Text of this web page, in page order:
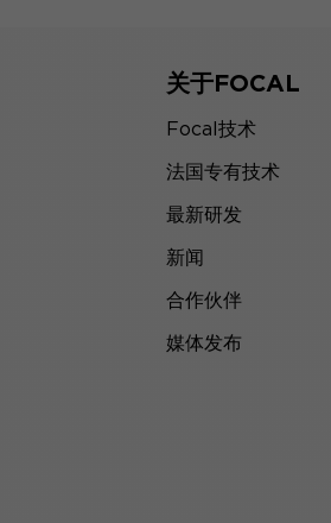
关于FOCAL
Focal技术
法国专有技术
最新研发
新闻
合作伙伴
媒体发布